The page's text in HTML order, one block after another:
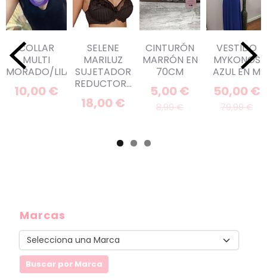
Marcas
COLLAR
MULTI
MORADO/LILA
10,00 €
SELENE
MARILUZ
SUJETADOR
REDUCTOR...
18,00 €
CINTURÓN
MARRÓN EN
70CM
5,00 €
8,99 €
VESTIDO
MYKONOS
AZUL EN M
50,00 €
79,99 €